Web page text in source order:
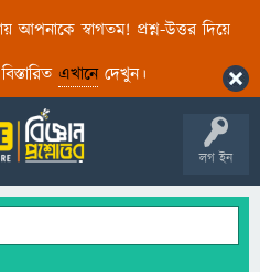
আপনাকে স্বাগতম! প্রশ্ন-উত্তর দিয়ে
এখানেদেখুন।
লগ ইন